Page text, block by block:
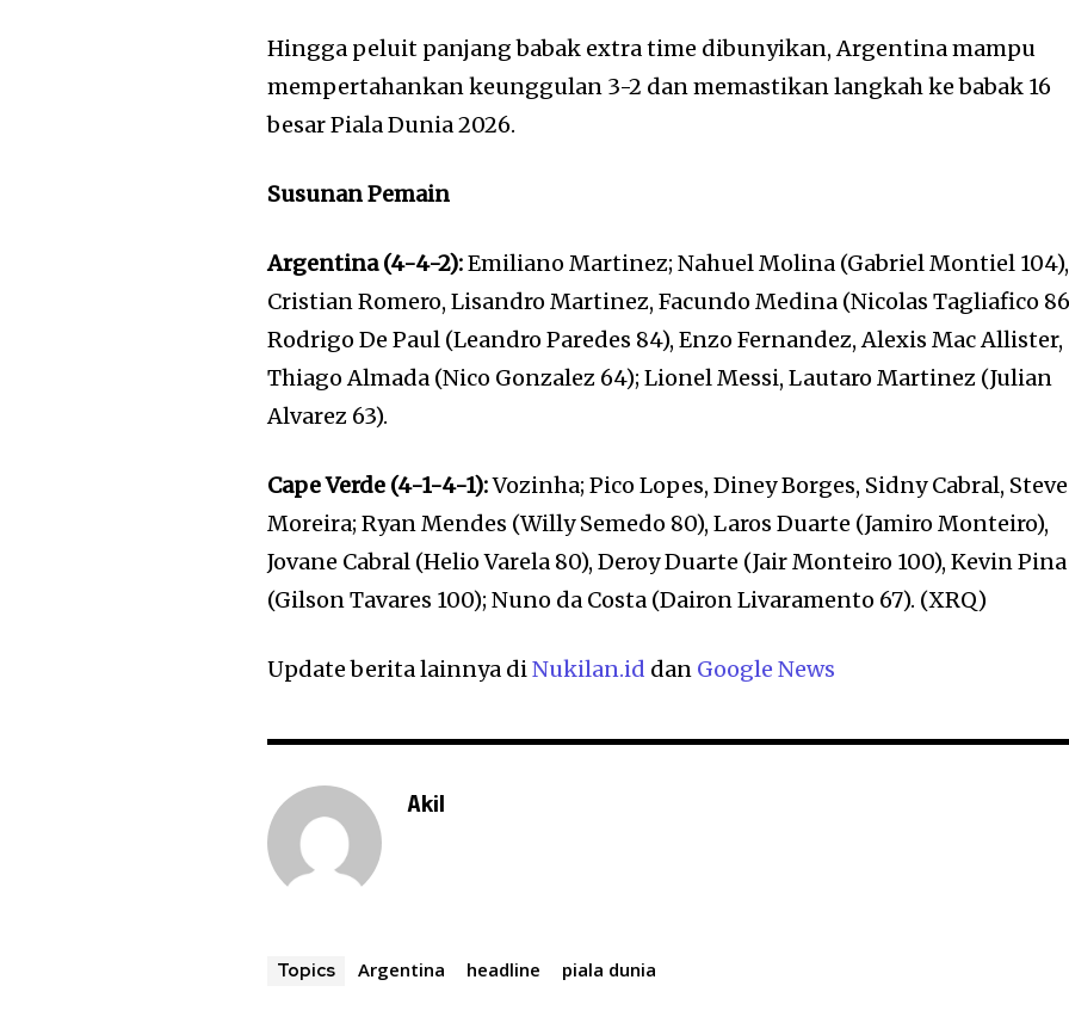
Hingga peluit panjang babak extra time dibunyikan, Argentina mampu
mempertahankan keunggulan 3-2 dan memastikan langkah ke babak 16
besar Piala Dunia 2026.
Susunan Pemain
Argentina (4-4-2):Emiliano Martinez; Nahuel Molina (Gabriel Montiel 104),
Cristian Romero, Lisandro Martinez, Facundo Medina (Nicolas Tagliafico
Rodrigo De Paul (Leandro Paredes 84), Enzo Fernandez, Alexis Mac Allister,
Thiago Almada (Nico Gonzalez 64); Lionel Messi, Lautaro Martinez (Julian
Alvarez 63).
Cape Verde (4-1-4-1):Vozinha; Pico Lopes, Diney Borges, Sidny Cabral,
Moreira; Ryan Mendes (Willy Semedo 80), Laros Duarte (Jamiro Monteiro),
Jovane Cabral (Helio Varela 80), Deroy Duarte (Jair Monteiro 100), Kevin Pina
(Gilson Tavares 100); Nuno da Costa (Dairon Livaramento 67). (XRQ)
Update berita lainnya diNukilan.id dan Google News
Akil
Topics Argentina headline piala dunia